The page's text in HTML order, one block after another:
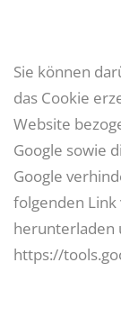
Sie können
das Cookie
Website
Google sowie
Google
folgenden
herunterladen
https://